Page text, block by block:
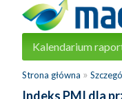
Kalendarium
Strona główna »
Indeks PMI dla